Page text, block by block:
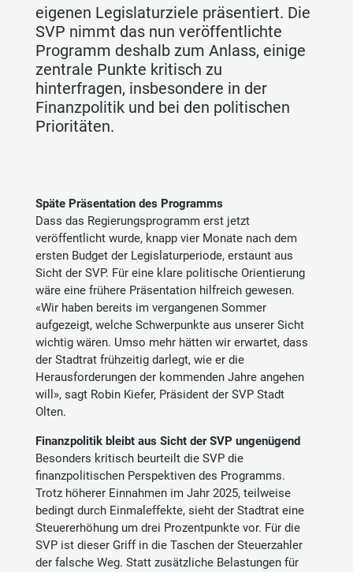
eigenen Legislaturziele präsentiert. Die
SVP nimmt das nun veröffentlichte
Programm deshalb zum Anlass, einige
zentrale Punkte kritisch zu
hinterfragen, insbesondere in der
Finanzpolitik und bei den politischen
Prioritäten.
Späte Präsentation des Programms
Dass das Regierungsprogramm erst jetzt
veröffentlicht wurde, knapp vier Monate nach dem
ersten Budget der Legislaturperiode, erstaunt aus
Sicht der SVP. Für eine klare politische Orientierung
wäre eine frühere Präsentation hilfreich gewesen.
«Wir haben bereits im vergangenen Sommer
aufgezeigt, welche Schwerpunkte aus unserer Sicht
wichtig wären. Umso mehr hätten wir erwartet, dass
der Stadtrat frühzeitig darlegt, wie er die
Herausforderungen der kommenden Jahre angehen
will», sagt Robin Kiefer, Präsident der SVP Stadt
Olten.
Finanzpolitik bleibt aus Sicht der SVP ungenügend
Besonders kritisch beurteilt die SVP die
finanzpolitischen Perspektiven des Programms.
Trotz höherer Einnahmen im Jahr 2025, teilweise
bedingt durch Einmaleffekte, sieht der Stadtrat eine
Steuererhöhung um drei Prozentpunkte vor. Für die
SVP ist dieser Griff in die Taschen der Steuerzahler
der falsche Weg. Statt zusätzliche Belastungen für